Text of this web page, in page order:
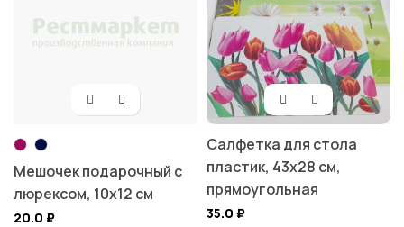
Мешочек подарочный с
люрексом, 10х12 см
20.0 ₽
Салфетка для стола
пластик, 43х28 см,
прямоугольная
35.0 ₽